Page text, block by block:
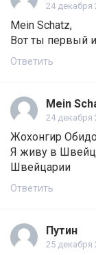
24 декабря
Mein Schatz,
Вот ты первый
Ответить
Mein
24 декабря
Жохонгир
Я живу в
Швейцарии
Ответить
Путин
25 декабря